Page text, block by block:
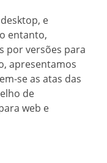
e
entanto,
por versões para
apresentamos
se as atas das
de
web e